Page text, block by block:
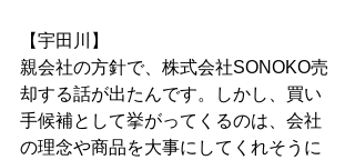
【宇田川】
親会社の方針で、株式会社SONOKO売
却する話が出たんです。しかし、買い
手候補として挙がってくるのは、会社
の理念や商品を大事にしてくれそうに